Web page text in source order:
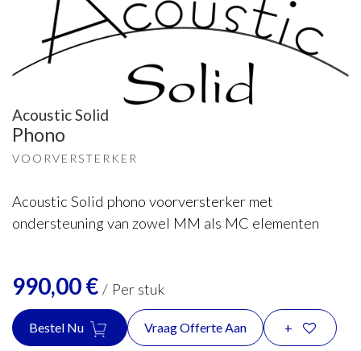
Acoustic Solid
Phono
VOORVERSTERKER
Acoustic Solid phono voorversterker met
ondersteuning van zowel MM als MC elementen
990,00€ / Per stuk
Bestel Nu Vraag Offerte Aan +